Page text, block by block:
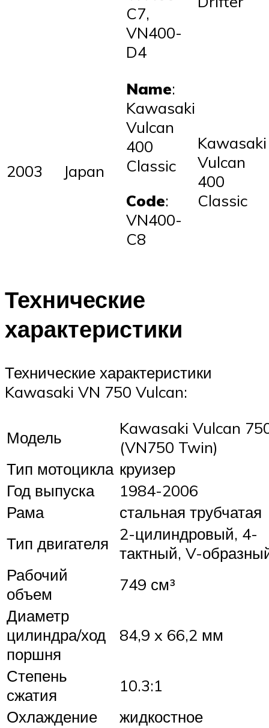
C7,
VN400-
D4
2003 Japan
Name:
Kawasaki
Vulcan
400
Classic
Code:
VN400-
C8
Kawasaki
Vulcan
400
Classic
Технические
характеристики
Технические характеристики
Kawasaki VN 750 Vulcan:
Модель
Kawasaki Vulcan
(VN750 Twin)
Тип мотоцикла круизер
Год выпуска
1984-2006
Рама
стальная трубчатая
Тип двигателя
2-цилиндровый, 4-
тактный, V-
Рабочий
объем
749 см³
Диаметр
цилиндра/ход
поршня
84,9 x 66,2 мм
Степень
сжатия
10.3:1
Охлаждение
жидкостное